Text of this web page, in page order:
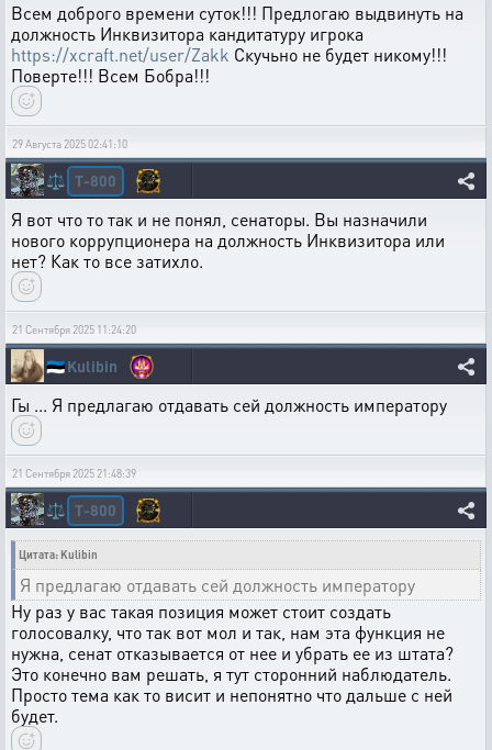
Всем доброго времени суток!!! Предлогаю выдвинуть на
должность Инквизитора кандитатуру игрока
https://xcraft.net/user/Zakk Скучьно не будет никому!!!
Поверте!!! Всем Бобра!!!
29 Августа 2025 02:41:10
⚖️ T-800
Я вот что то так и не понял, сенаторы. Вы назначили
нового коррупционера на должность Инквизитора или
нет? Как то все затихло.
21 Сентября 2025 11:24:20
🇪🇪Kulibin
Гы ... Я предлагаю отдавать сей должность императору
21 Сентября 2025 21:48:39
⚖️ T-800
Цитата: Kulibin
Я предлагаю отдавать сей должность императору
Ну раз у вас такая позиция может стоит создать
голосовалку, что так вот мол и так, нам эта функция не
нужна, сенат отказывается от нее и убрать ее из штата?
Это конечно вам решать, я тут сторонний наблюдатель.
Просто тема как то висит и непонятно что дальше с ней
будет.